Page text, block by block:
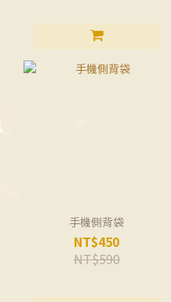
手機側背袋
NT$450
NT$590